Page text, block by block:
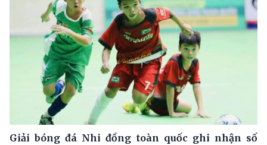
Giải bóng đá Nhi đồng toàn quốc ghi nhận số